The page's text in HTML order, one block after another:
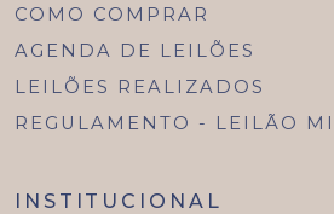
COMO COMPRAR
AGENDA DE LEILÕES
LEILÕES REALIZADOS
REGULAMENTO - LEILÃO
INSTITUCIONAL